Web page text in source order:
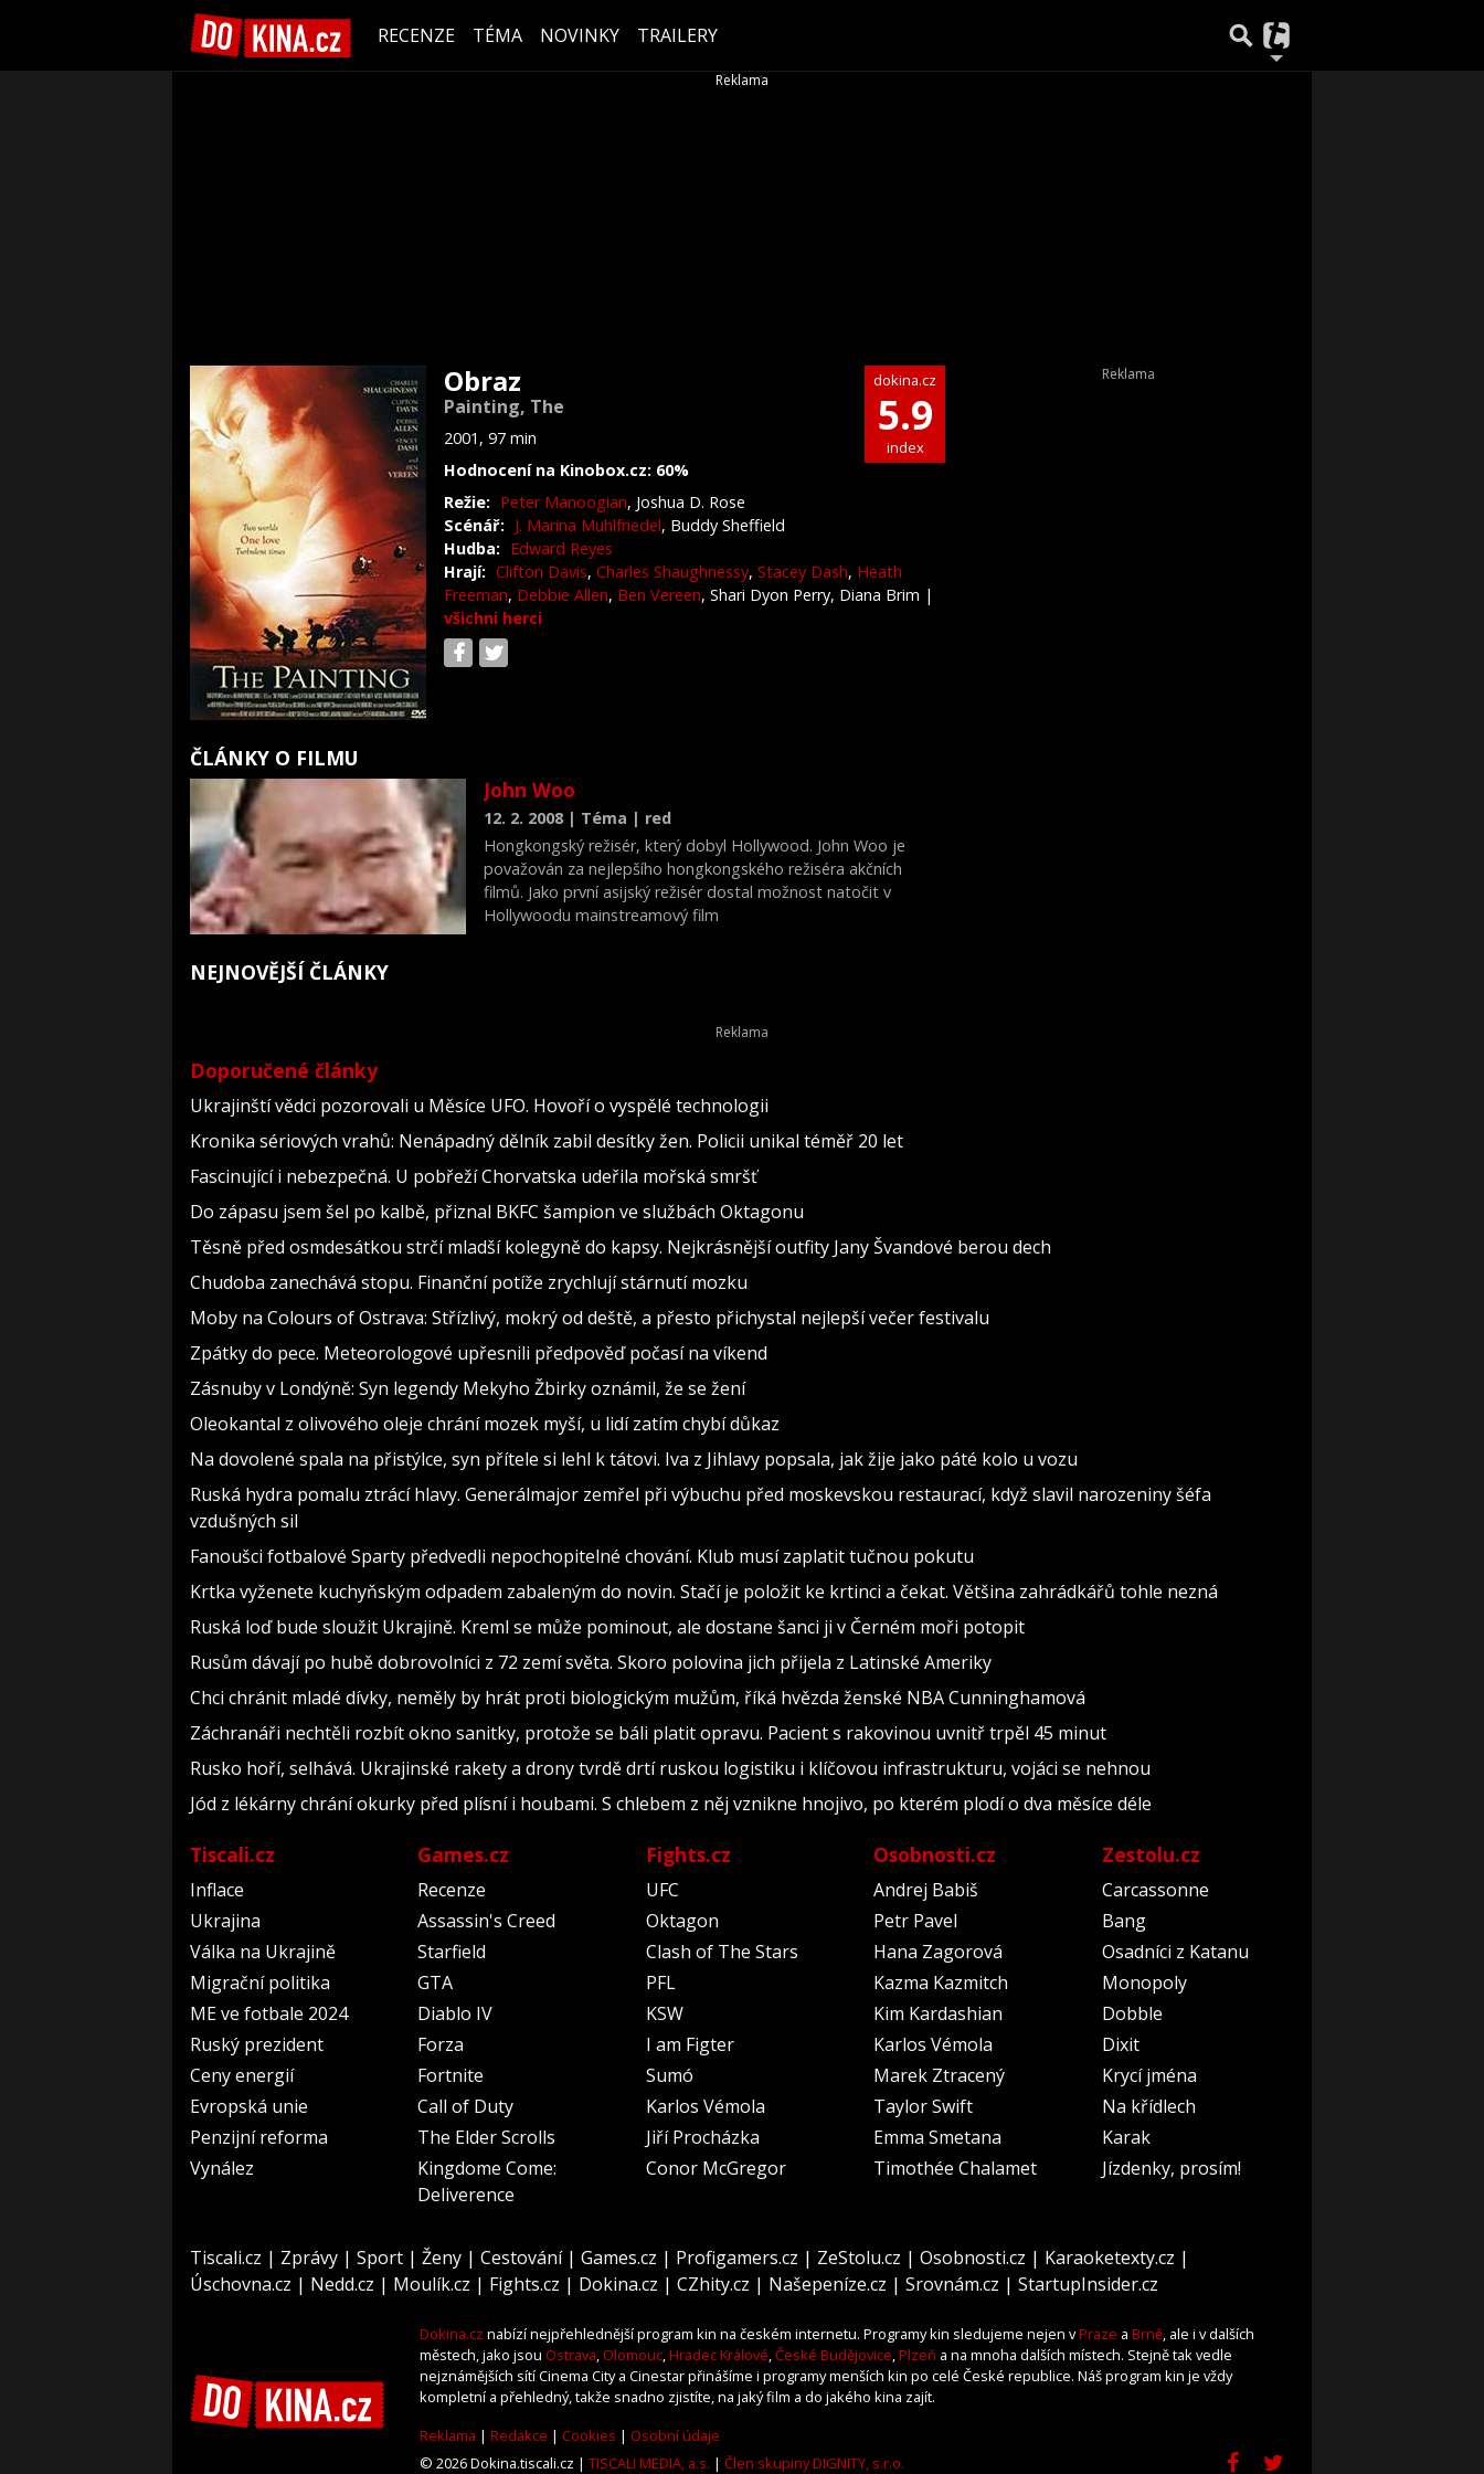
RECENZE TÉMA NOVINKY TRAILERY
Obraz
Painting, The
2001, 97 min
Hodnocení na Kinobox.cz: 60%
dokina.cz
5.9
index
Režie: Peter Manoogian, Joshua D. Rose
Scénář: J. Marina Muhlfriedel, Buddy Sheffield
Hudba: Edward Reyes
Hrají: Clifton Davis, Charles Shaughnessy, Stacey Dash, Heath
Freeman, Debbie Allen, Ben Vereen, Shari Dyon Perry, Diana Brim |
všichni herci
ČLÁNKY O FILMU
John Woo
12. 2. 2008 | Téma | red
Hongkongský režisér, který dobyl Hollywood. John Woo je
považován za nejlepšího hongkongského režiséra akčních
filmů. Jako první asijský režisér dostal možnost natočit v
Hollywoodu mainstreamový film
NEJNOVĚJŠÍ ČLÁNKY
Doporučené články
Ukrajinští vědci pozorovali u Měsíce UFO. Hovoří o vyspělé technologii
Kronika sériových vrahů: Nenápadný dělník zabil desítky žen. Policii unikal téměř 20 let
Fascinující i nebezpečná. U pobřeží Chorvatska udeřila mořská smršť
Do zápasu jsem šel po kalbě, přiznal BKFC šampion ve službách Oktagonu
Těsně před osmdesátkou strčí mladší kolegyně do kapsy. Nejkrásnější outfity Jany Švandové berou dech
Chudoba zanechává stopu. Finanční potíže zrychlují stárnutí mozku
Moby na Colours of Ostrava: Střízlivý, mokrý od deště, a přesto přichystal nejlepší večer festivalu
Zpátky do pece. Meteorologové upřesnili předpověď počasí na víkend
Zásnuby v Londýně: Syn legendy Mekyho Žbirky oznámil, že se žení
Oleokantal z olivového oleje chrání mozek myší, u lidí zatím chybí důkaz
Na dovolené spala na přistýlce, syn přítele si lehl k tátovi. Iva z Jihlavy popsala, jak žije jako páté kolo u vozu
Ruská hydra pomalu ztrácí hlavy. Generálmajor zemřel při výbuchu před moskevskou restaurací, když slavil narozeniny šéfa
vzdušných sil
Fanoušci fotbalové Sparty předvedli nepochopitelné chování. Klub musí zaplatit tučnou pokutu
Krtka vyženete kuchyňským odpadem zabaleným do novin. Stačí je položit ke krtinci a čekat. Většina zahrádkářů tohle nezná
Ruská loď bude sloužit Ukrajině. Kreml se může pominout, ale dostane šanci ji v Černém moři potopit
Rusům dávají po hubě dobrovolníci z 72 zemí světa. Skoro polovina jich přijela z Latinské Ameriky
Chci chránit mladé dívky, neměly by hrát proti biologickým mužům, říká hvězda ženské NBA Cunninghamová
Záchranáři nechtěli rozbít okno sanitky, protože se báli platit opravu. Pacient s rakovinou uvnitř trpěl 45 minut
Rusko hoří, selhává. Ukrajinské rakety a drony tvrdě drtí ruskou logistiku i klíčovou infrastrukturu, vojáci se nehnou
Jód z lékárny chrání okurky před plísní i houbami. S chlebem z něj vznikne hnojivo, po kterém plodí o dva měsíce déle
Tiscali.cz
Inflace
Ukrajina
Válka na Ukrajině
Migrační politika
ME ve fotbale 2024
Ruský prezident
Ceny energií
Evropská unie
Penzijní reforma
Vynález
Games.cz
Recenze
Assassin's Creed
Starfield
GTA
Diablo IV
Forza
Fortnite
Call of Duty
The Elder Scrolls
Kingdome Come:
Deliverence
Fights.cz
UFC
Oktagon
Clash of The Stars
PFL
KSW
I am Figter
Sumó
Karlos Vémola
Jiří Procházka
Conor McGregor
Osobnosti.cz
Andrej Babiš
Petr Pavel
Hana Zagorová
Kazma Kazmitch
Kim Kardashian
Karlos Vémola
Marek Ztracený
Taylor Swift
Emma Smetana
Timothée Chalamet
Zestolu.cz
Carcassonne
Bang
Osadníci z Katanu
Monopoly
Dobble
Dixit
Krycí jména
Na křídlech
Karak
Jízdenky, prosím!
Tiscali.cz | Zprávy | Sport | Ženy | Cestování| Games.cz | Profigamers.cz | ZeStolu.cz | Osobnosti.cz | Karaoketexty.cz |
Úschovna.cz | Nedd.cz | Moulík.cz | Fights.cz | Dokina.cz | CZhity.cz | Našepeníze.cz | Srovnám.cz | StartupInsider.cz
Dokina.cz nabízí nejpřehlednější program kin na českém internetu. Programy kin sledujeme nejen vPraze a Brně, ale i v dalších
městech, jako jsou Ostrava, Olomouc,Hradec Králové,České Budějovice,Plzeň a na mnoha dalších místech. Stejně tak vedle
nejznámějších sítí Cinema City a Cinestar přinášíme i programy menších kin po celé České republice. Náš program kin je vždy
kompletní a přehledný, takže snadno zjistíte, na jaký film a do jakého kina zajít.
Reklama | Redakce | Cookies | Osobní údaje
© 2026 Dokina.tiscali.cz | TISCALI MEDIA, a.s. | Člen skupiny DIGNITY, s.r.o.